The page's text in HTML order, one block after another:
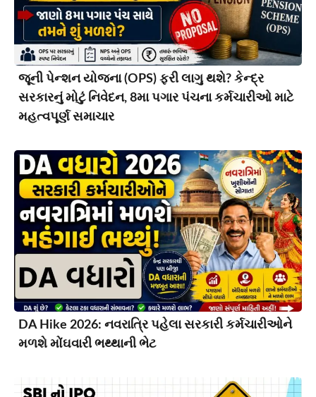
જૂની પેન્શન યોજના (OPS) ફરી લાગુ થશે? કેન્દ્ર
સરકારનું મોટું નિવેદન, 8મા પગાર પંચના કર્મચારીઓ માટે
મહત્વપૂર્ણ સમાચાર
DA Hike 2026: નવરાત્રિ પહેલા સરકારી કર્મચારીઓને
મળશે મોંઘવારી ભથ્થાની ભેટ